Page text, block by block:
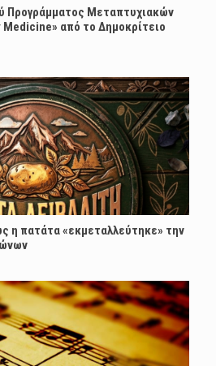
Προγράμματος Μεταπτυχιακών
από το Δημοκρίτειο
η πατάτα «εκμεταλλεύτηκε» την